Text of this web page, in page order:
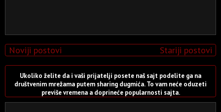
Noviji postovi Stariji postovi
Ukoliko želite da i vaši prijatelji posete naš sajt podelite ga na
društvenim mrežama putem sharing dugmića. To vam neće oduzeti
previše vremena a doprineće popularnosti sajta.